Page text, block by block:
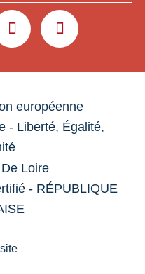
INSTAGRAMFACEBOOK